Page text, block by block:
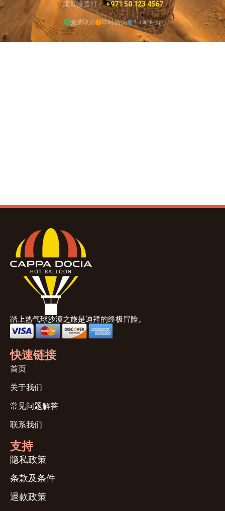
或直接拨打：+971 50 123 4567
免费取消 即时确认 4.8★ 评分
踏上热气球沙漠之旅是迪拜的终极冒险。
快速链接
首页
关于我们
常见问题解答
联系我们
支持
隐私政策
条款及条件
退款政策